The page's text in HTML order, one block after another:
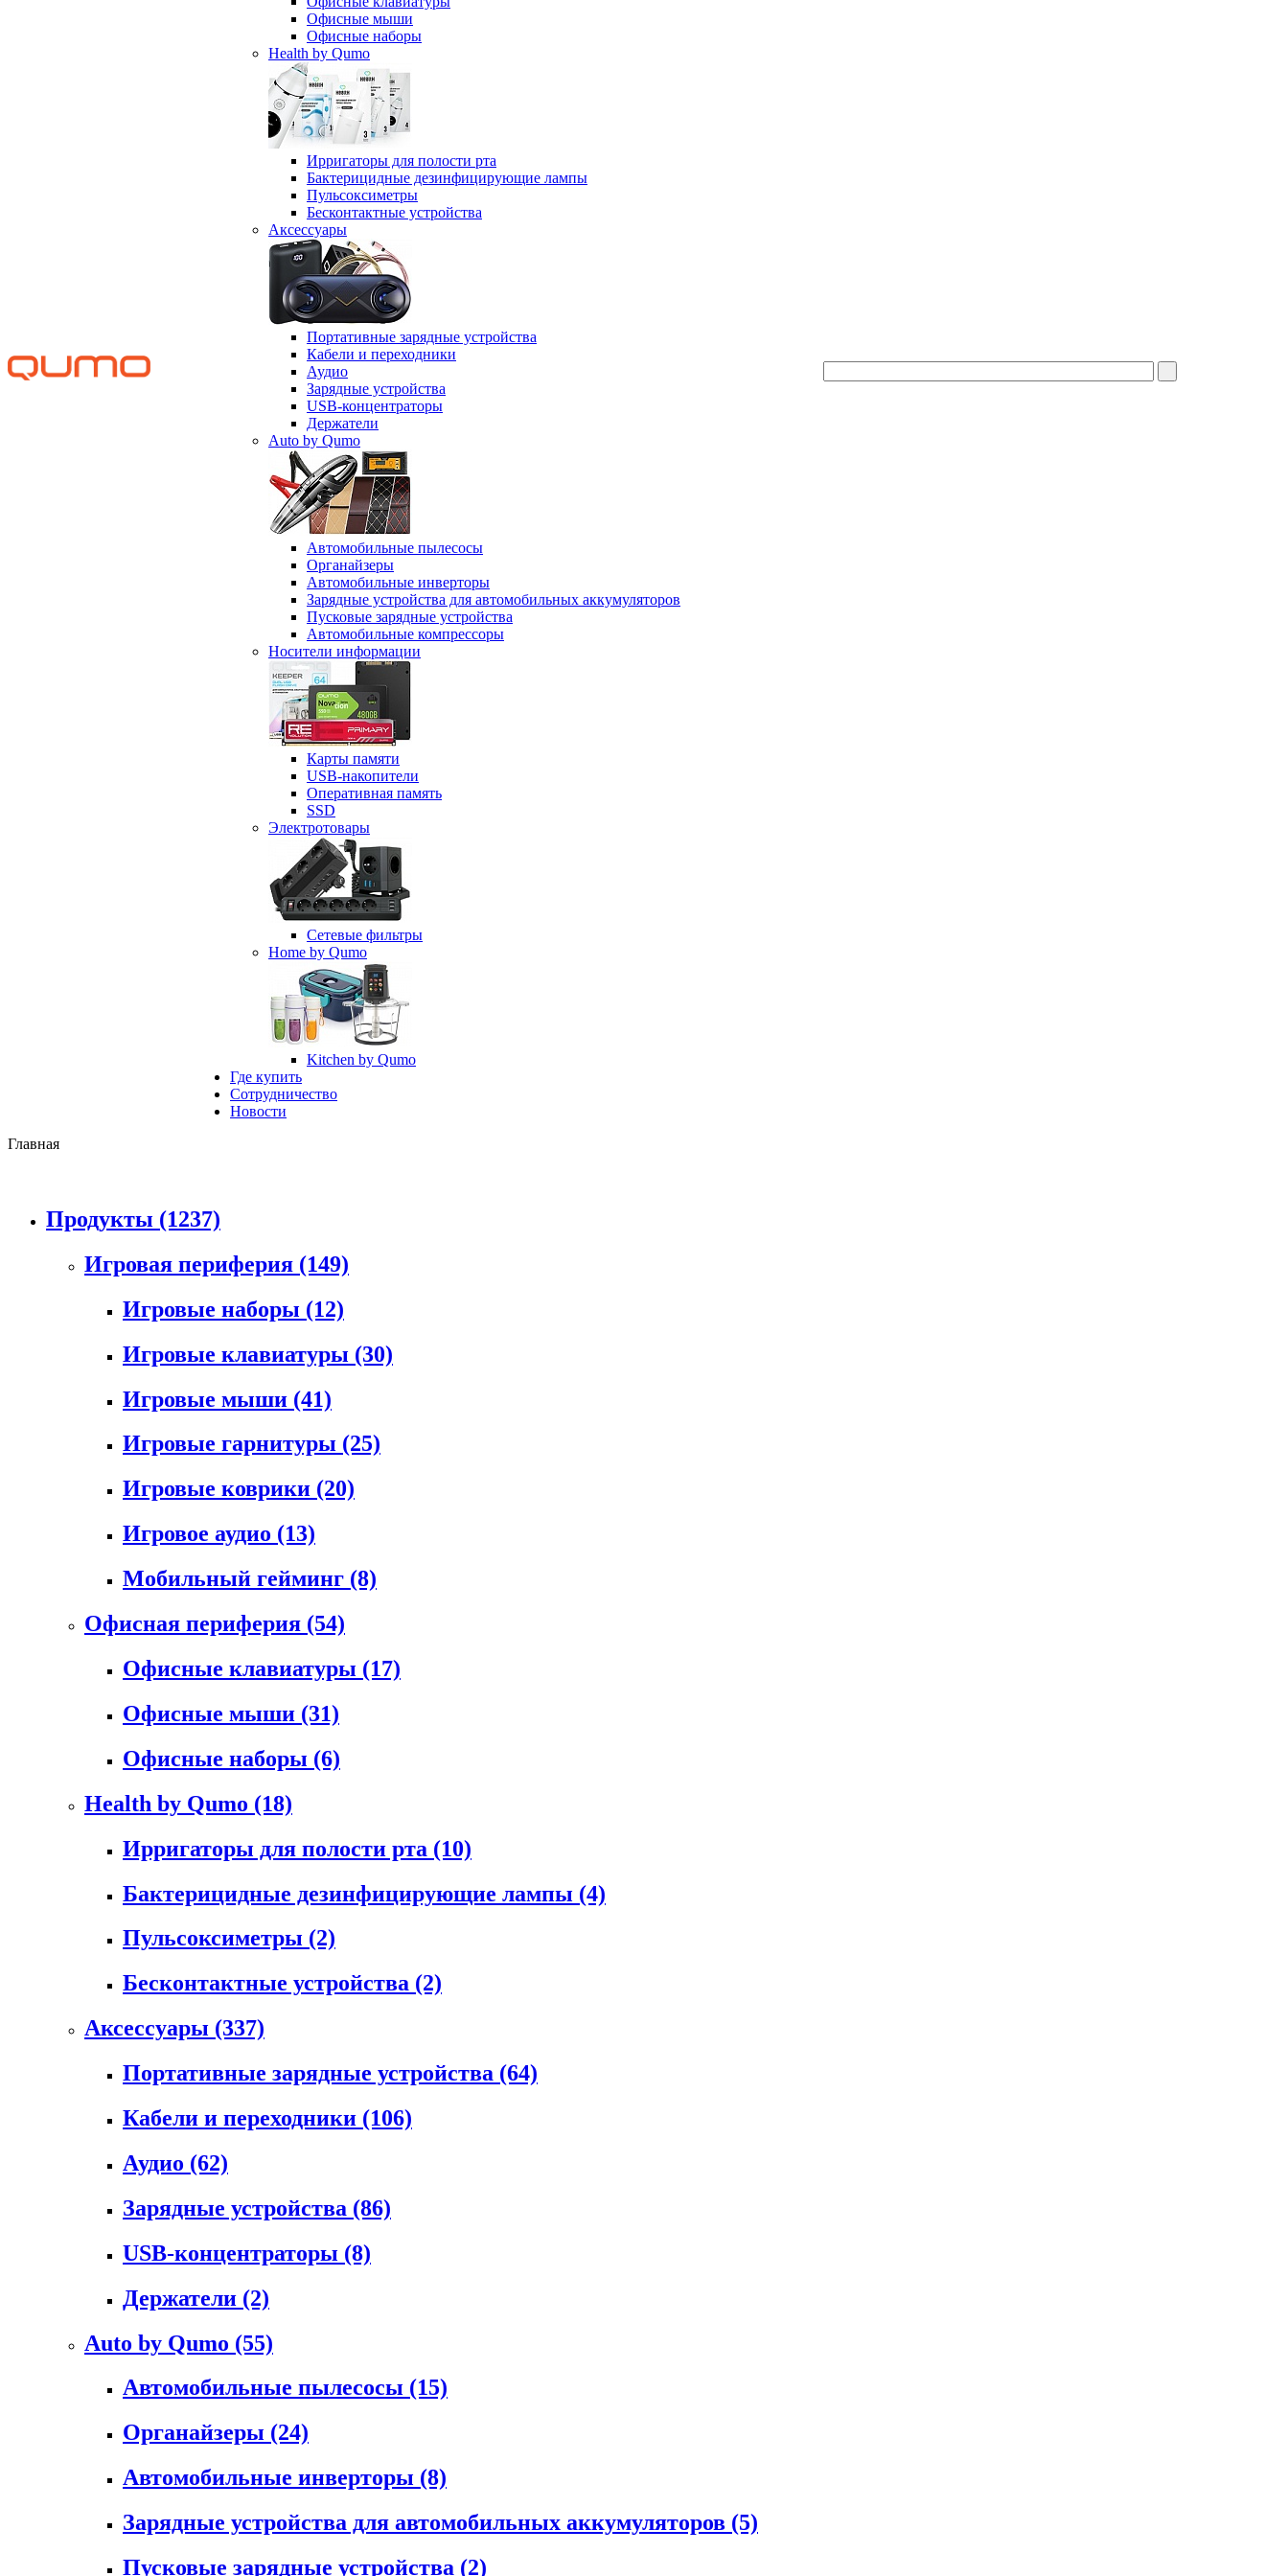
Офисные мыши
Офисные наборы
Health by Qumo
Ирригаторы для полости рта
Бактерицидные дезинфицирующие лампы
Пульсоксиметры
Бесконтактные устройства
Аксессуары
Портативные зарядные устройства
Кабели и переходники
Аудио
Зарядные устройства
USB-концентраторы
Держатели
Auto by Qumo
Автомобильные пылесосы
Органайзеры
Автомобильные инверторы
Зарядные устройства для автомобильных аккумуляторов
Пусковые зарядные устройства
Автомобильные компрессоры
Носители информации
Карты памяти
USB-накопители
Оперативная память
SSD
Электротовары
Сетевые фильтры
Home by Qumo
Kitchen by Qumo
Где купить
Сотрудничество
Новости
Главная
Продукты (1237)
Игровая периферия (149)
Игровые наборы (12)
Игровые клавиатуры (30)
Игровые мыши (41)
Игровые гарнитуры (25)
Игровые коврики (20)
Игровое аудио (13)
Мобильный гейминг (8)
Офисная периферия (54)
Офисные клавиатуры (17)
Офисные мыши (31)
Офисные наборы (6)
Health by Qumo (18)
Ирригаторы для полости рта (10)
Бактерицидные дезинфицирующие лампы (4)
Пульсоксиметры (2)
Бесконтактные устройства (2)
Аксессуары (337)
Портативные зарядные устройства (64)
Кабели и переходники (106)
Аудио (62)
Зарядные устройства (86)
USB-концентраторы (8)
Держатели (2)
Auto by Qumo (55)
Автомобильные пылесосы (15)
Органайзеры (24)
Автомобильные инверторы (8)
Зарядные устройства для автомобильных аккумуляторов (5)
Пусковые зарядные устройства (2)